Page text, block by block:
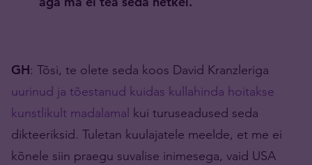
GH: Tõsi, te olete seda koos David Kranzleriga
uurinud ja tõestanud kuidas kullahinda hoitakse
kunstlikult madalamal kui turuseadused seda
dikteeriksid. Tuletan kuulajatele meelde, et me ei
kõnele siin praegu suvalise inimesega, vaid USA